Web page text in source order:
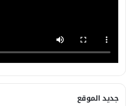
جديد الموقع